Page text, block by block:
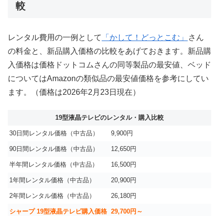
較
レンタル費用の一例として 「かして！どっとこむ」
さん
の料金と、新品購入価格の比較をあげておきます。新品購
入価格は価格ドットコムさんの同等製品の最安値、ベッド
についてはAmazonの類似品の最安値価格を参考にしてい
ます。（価格は2026年2月23日現在）
19型液晶テレビのレンタル・購入比較
30日間レンタル価格（中古品） 9,900円
90日間レンタル価格（中古品） 12,650円
半年間レンタル価格（中古品） 16,500円
1年間レンタル価格（中古品） 20,900円
2年間レンタル価格（中古品） 26,180円
シャープ 19型液晶テレビ購入価格 29,700円～